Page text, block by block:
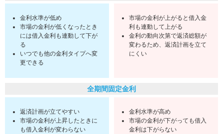
金利水準が低め
市場の金利が低くなったとき
には借入金利も連動して下が
る
いつでも他の金利タイプへ変
更できる
市場の金利が上がると借入金
利も連動して上がる
金利の動向次第で返済総額が
変わるため、返済計画を立て
にくい
全期間固定金利
返済計画が立てやすい
市場の金利が上昇したときに
も借入金利が変わらない
金利水準が高め
市場の金利が下がっても借入
金利は下がらない